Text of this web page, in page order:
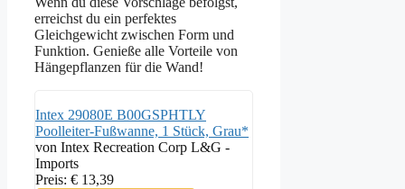
erreichst du ein perfektes
Gleichgewicht zwischen Form und
Funktion. Genieße alle Vorteile von
Hängepflanzen für die Wand!
Intex 29080E B00GSPHTLY
Poolleiter-Fußwanne, 1 Stück, Grau*
von Intex Recreation Corp L&G -
Imports
Preis: € 13,39